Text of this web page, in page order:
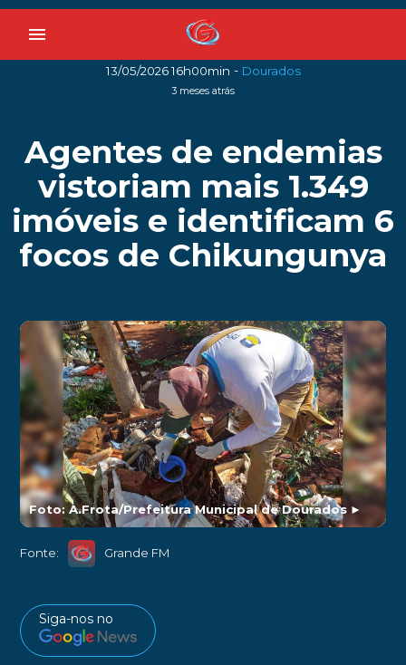
menu
13/05/2026 16h00min - Dourados
3 meses atrás
Agentes de endemias
vistoriam mais 1.349
imóveis e identificam 6
focos de Chikungunya
Foto: A.Frota/Prefeitura Municipal de Dourados►
Fonte: Grande FM
Siga-nos no